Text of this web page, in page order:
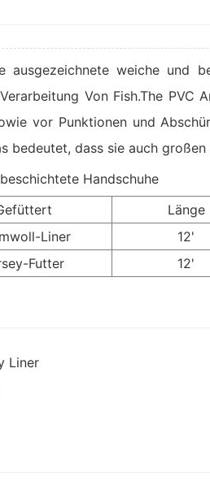
ausgezeichnete weiche und
Von Fish.The PVC
vor Punktionen und
bedeutet, dass sie auch
Länge
Liner 12'
Futter 12'
Liner